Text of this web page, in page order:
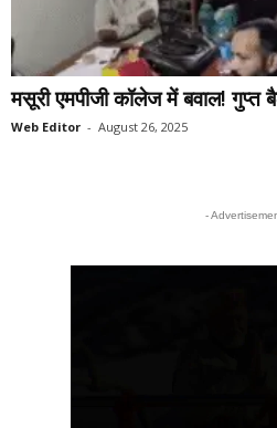
मसूरी एमपीजी कॉलेज में बवाल! गुप्त
Web Editor - August 26, 2025
-